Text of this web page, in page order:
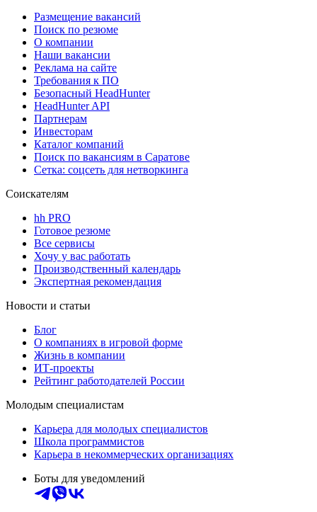
Размещение вакансий
Поиск по резюме
О компании
Наши вакансии
Реклама на сайте
Требования к ПО
Безопасный HeadHunter
HeadHunter API
Партнерам
Инвесторам
Каталог компаний
Поиск по вакансиям в Саратове
Сетка: соцсеть для нетворкинга
Соискателям
hh PRO
Готовое резюме
Все сервисы
Хочу у вас работать
Производственный календарь
Экспертная рекомендация
Новости и статьи
Блог
О компаниях в игровой форме
Жизнь в компании
ИТ-проекты
Рейтинг работодателей России
Молодым специалистам
Карьера для молодых специалистов
Школа программистов
Карьера в некоммерческих организациях
Боты для уведомлений